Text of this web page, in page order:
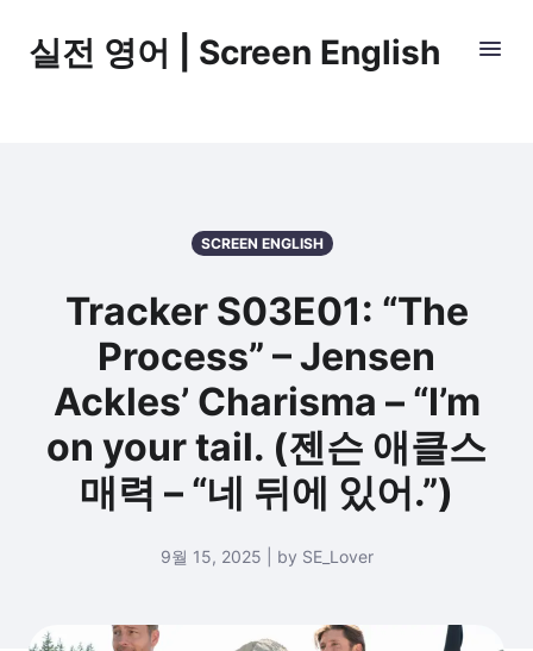
실전 영어 | Screen English
SCREEN ENGLISH
Tracker S03E01: “The
Process” – Jensen
Ackles’ Charisma – “I’m
on your tail. (젠슨 애클스
매력 – “네 뒤에 있어.”)
9월 15, 2025 | by SE_Lover